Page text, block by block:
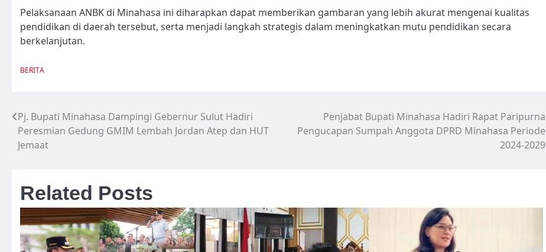
Pelaksanaan ANBK di Minahasa ini diharapkan dapat memberikan gambaran yang lebih akurat mengenai kualitas
pendidikan di daerah tersebut, serta menjadi langkah strategis dalam meningkatkan mutu pendidikan secara
berkelanjutan.
BERITA
Navigasi
pos
Pj. Bupati Minahasa Dampingi Gebernur Sulut Hadiri
Peresmian Gedung GMIM Lembah Jordan Atep dan HUT
Jemaat
Penjabat Bupati Minahasa Hadiri Rapat Paripurna
Pengucapan Sumpah Anggota DPRD Minahasa Periode
2024-2029
Related Posts